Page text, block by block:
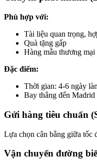
Phù hợp với:
Tài liệu quan trọng,
Quà tặng gấp
Hàng mẫu thương mại
Đặc điểm:
Thời gian: 4-6 ngày
Bay thẳng đến Madrid
Gửi hàng tiêu chuẩn
Lựa chọn cân bằng giữa tốc
Vận chuyển đường